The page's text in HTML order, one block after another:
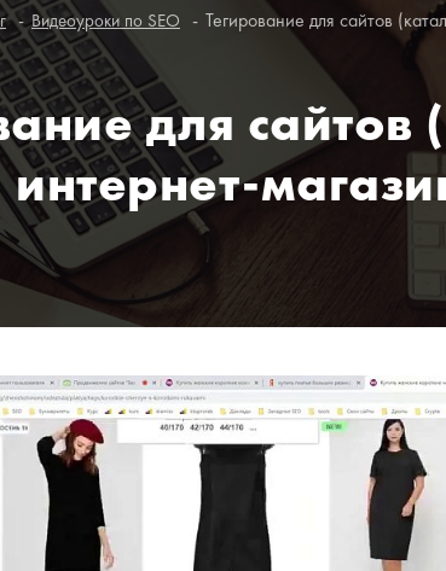
Видеоуроки по SEO Тегирование для сайтов
для сайтов
интернет-